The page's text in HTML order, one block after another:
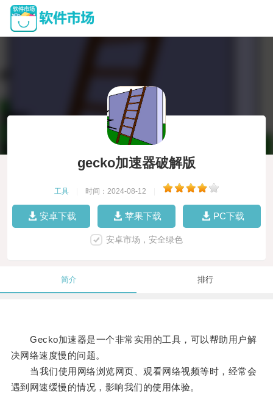
gecko加速器破解版
工具 时间：2024-08-12
安卓下载 苹果下载 PC下载
安卓市场，安全绿色
简介 排行
Gecko加速器是一个非常实用的工具，可以帮助用户解
决网络速度慢的问题。
当我们使用网络浏览网页、观看网络视频等时，经常会
遇到网速缓慢的情况，影响我们的使用体验。